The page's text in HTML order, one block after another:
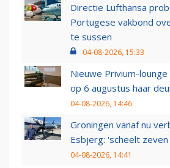
Directie Lufthansa
Portugese vakbond
te sussen
04-08-2026, 15:33
Nieuwe Privium-
op 6 augustus haar
04-08-2026, 14:46
Groningen vanaf nu
Esbjerg: 'scheelt
04-08-2026, 14:41